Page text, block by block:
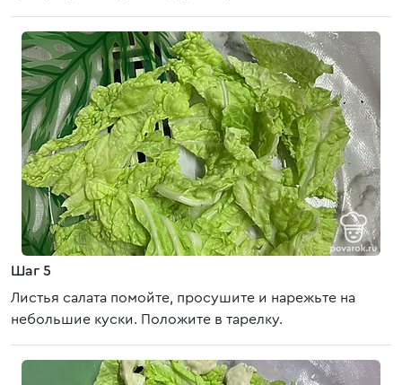
Шаг 5
Листья салата помойте, просушите и нарежьте на
небольшие куски. Положите в тарелку.